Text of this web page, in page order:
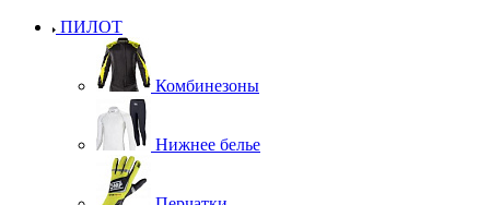
ПИЛОТ
Комбинезоны
Нижнее белье